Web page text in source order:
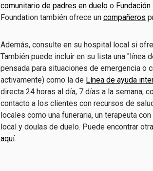
comunitario de padres en duelo o
Foundation también ofrece un compañeros
Además, consulte en su hospital local si
También puede incluir en su lista una "línea
pensada para situaciones de emergencia o
activamente) como la de Línea de ayuda
directa 24 horas al día, 7 días a la semana,
contacto a los clientes con recursos de
locales como una funeraria, un terapeuta
local y doulas de duelo. Puede encontrar
aquí.